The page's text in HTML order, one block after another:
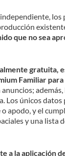
los
que no sea
gratuita,
Familiar
Los únicos datos
apodo, y el
y una lista
a la aplicación